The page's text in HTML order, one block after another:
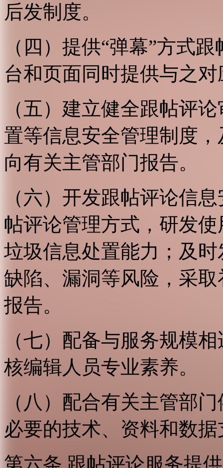
后发制度。
（四）提供“弹幕”方式
台和页面同时提供与之
（五）建立健全跟帖评
置等信息安全管理制度
向有关主管部门报告。
（六）开发跟帖评论信
帖评论管理方式，研发
垃圾信息处置能力；及
缺陷、漏洞等风险，采
报告。
（七）配备与服务规模
核编辑人员专业素养。
（八）配合有关主管部
必要的技术、资料和数
第六条 跟帖评论服务提